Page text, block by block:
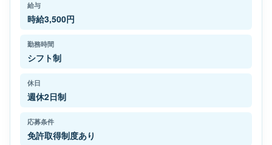
給与
時給3,500円
勤務時間
シフト制
休日
週休2日制
応募条件
免許取得制度あり